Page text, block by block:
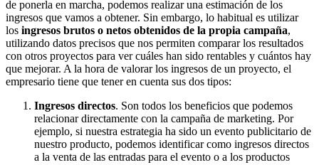
de ponerla en marcha, podemos realizar una estimación de los
ingresos que vamos a obtener. Sin embargo, lo habitual es utilizar
los ingresos brutos o netos obtenidos de la propia campaña,
utilizando datos precisos que nos permiten comparar los resultados
con otros proyectos para ver cuáles han sido rentables y cuántos hay
que mejorar. A la hora de valorar los ingresos de un proyecto, el
empresario tiene que tener en cuenta sus dos tipos:
Ingresos directos. Son todos los beneficios que podemos
relacionar directamente con la campaña de marketing. Por
ejemplo, si nuestra estrategia ha sido un evento publicitario de
nuestro producto, podemos identificar como ingresos directos
a la venta de las entradas para el evento o a los productos